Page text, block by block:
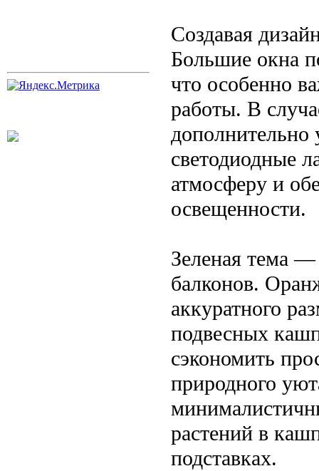
Создавая
Большие окна
что особенно
работы. В
дополнительно
светодиодные
атмосферу и
освещенности.
Зеленая тема
балконов.
аккуратного
подвесных
сэкономить
природного
растений в
подставках.